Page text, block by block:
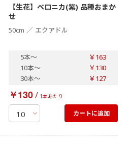
【生花】ベロニカ(紫) 品種おまか
せ
50cm ／ エクアドル
5本～
￥163
10本～
￥130
30本～ ￥127
￥130/ 1本あたり
カートに追加